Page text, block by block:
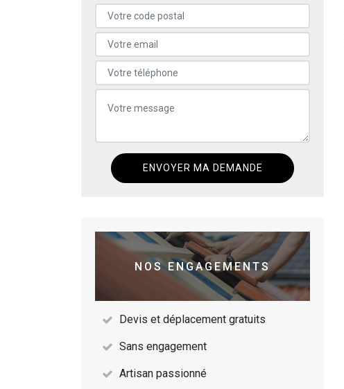
NOS ENGAGEMENTS
Devis et déplacement gratuits
Sans engagement
Artisan passionné